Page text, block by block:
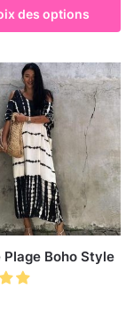
des options
Plage Boho Style